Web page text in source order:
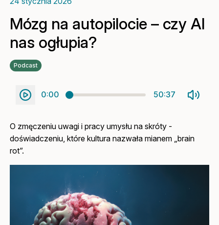
Mózg na autopilocie – czy AI
nas ogłupia?
Podcast
0:00 50:37
O zmęczeniu uwagi i pracy umysłu na skróty -
doświadczeniu, które kultura nazwała mianem „brain
rot”.